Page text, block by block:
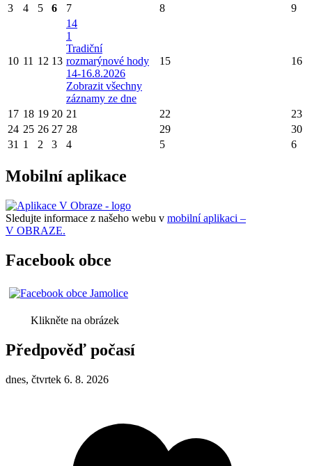
3 4 5 6 7 8 9
10 11 12 13
14
1
Tradiční
rozmarýnové hody
14-16.8.2026
Zobrazit všechny
záznamy ze dne
15 16
17 18 19 20 21 22
23
24 25 26 27 28 29
30
31 1 2 3 4 5 6
Mobilní aplikace
Sledujte informace z našeho webu v mobilní aplikaci –
V OBRAZE.
Facebook obce
Klikněte na obrázek
Předpověď počasí
dnes, čtvrtek 6. 8. 2026